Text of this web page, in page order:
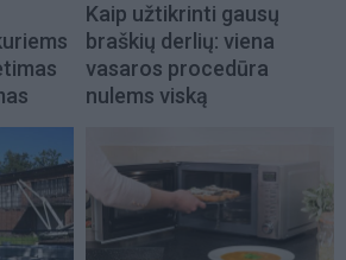
Kaip užtikrinti gausų
braškių derlių: viena
vasaros procedūra
nulems viską